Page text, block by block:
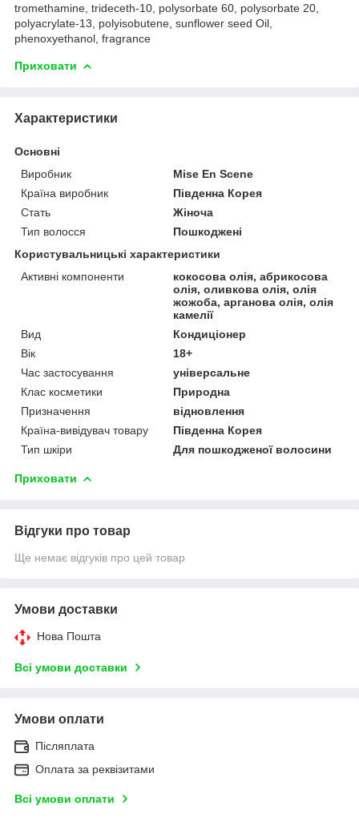
tromethamine, trideceth-10, polysorbate 60, polysorbate 20,
polyacrylate-13, polyisobutene, sunflower seed Oil,
phenoxyethanol, fragrance
Приховати
Характеристики
Основні
Виробник
Mise En Scene
Країна виробник
Південна Корея
Стать
Жіноча
Тип волосся
Пошкоджені
Користувальницькі характеристики
Активні компоненти
кокосова олія, абрикосова
олія, оливкова олія, олія
жожоба, арганова олія, олія
камелії
Вид
Кондиціонер
Вік
18+
Час застосування
універсальне
Клас косметики
Природна
Призначення
відновлення
Країна-вивідувач товару
Південна Корея
Тип шкіри
Для пошкодженої волосини
Приховати
Відгуки про товар
Ще немає відгуків про цей товар
Умови доставки
Нова Пошта
Всі умови доставки
Умови оплати
Післяплата
Оплата за реквізитами
Всі умови оплати